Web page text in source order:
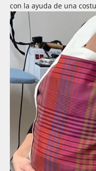
con la ayuda de una